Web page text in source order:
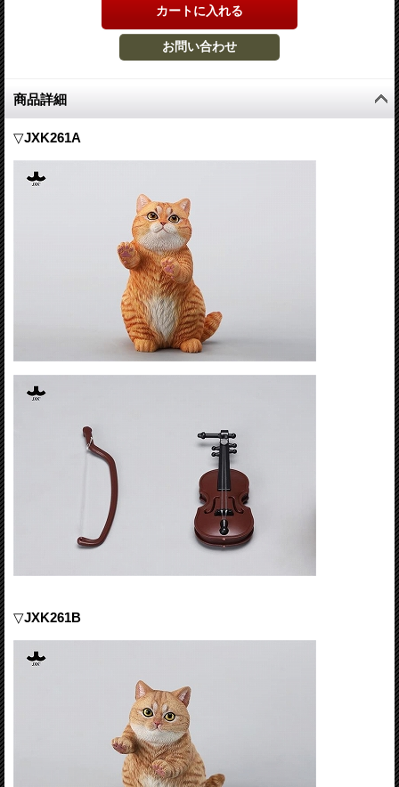
商品詳細
▽JXK261A
▽JXK261B